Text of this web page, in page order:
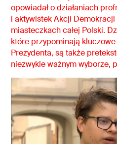
opowiadał o działaniach
i aktywistek Akcji
miasteczkach całej Polski.
które przypominają
Prezydenta, są także
niezwykle ważnym wyborze,